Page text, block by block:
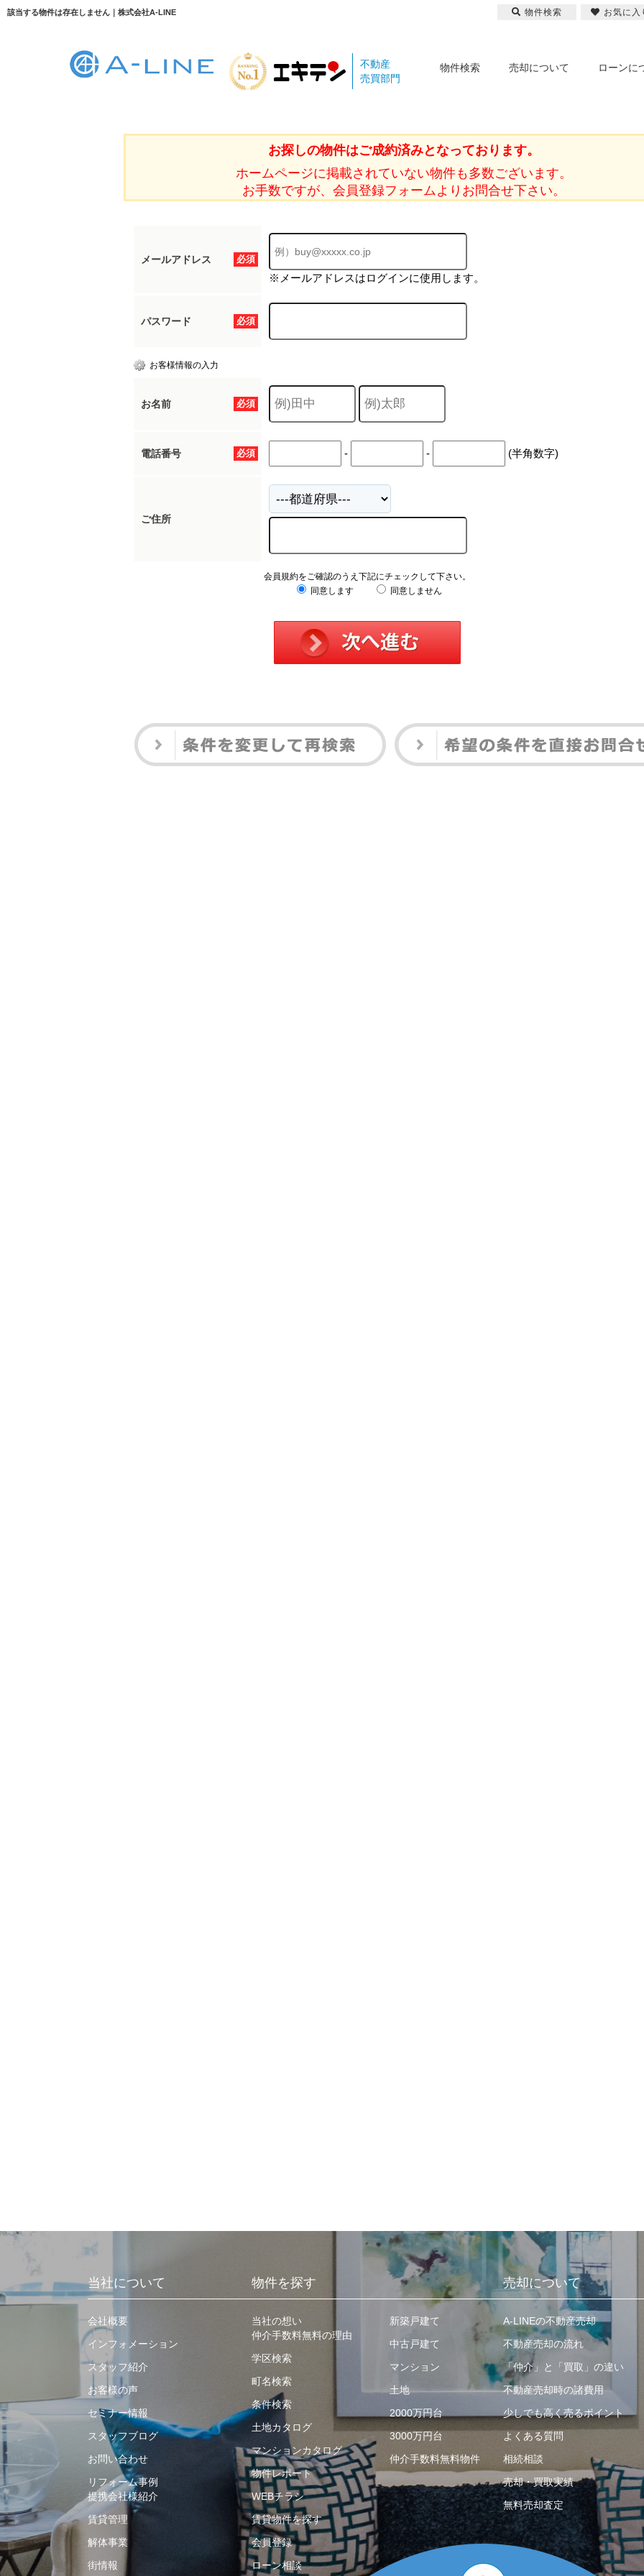
該当する物件は存在しません｜株式会社A-LINE
不動産
売買部門
物件検索 売却について ローンに
お探しの物件はご成約済みとなっております。
ホームページに掲載されていない物件も多数ございます。
お手数ですが、会員登録フォームよりお問合せ下さい。
必須
メールアドレス
※メールアドレスはログインに使用します。
必須
パスワード
お客様情報の入力
必須
お名前
必須
電話番号 - - (半角数字)
ご住所
会員規約をご確認のうえ下記にチェックして下さい。
同意します
同意しません
当社について
会社概要
インフォメーション
スタッフ紹介
お客様の声
セミナー情報
スタッフブログ
お問い合わせ
リフォーム事例
提携会社様紹介
賃貸管理
解体事業
街情報
物件を探す
当社の想い
仲介手数料無料の理由
学区検索
町名検索
条件検索
土地カタログ
マンションカタログ
物件レポート
WEBチラシ
賃貸物件を探す
会員登録
ローン相談
新築戸建て
中古戸建て
マンション
土地
2000万円台
3000万円台
仲介手数料無料物件
売却について
A-LINEの不動産売却
不動産売却の流れ
「仲介」と「買取」の違い
不動産売却時の諸費用
少しでも高く売るポイント
よくある質問
相続相談
売却・買取実績
無料売却査定
物件検索 お気に入